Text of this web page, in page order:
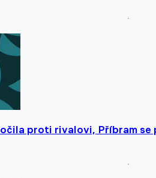
proti rivalovi, Příbram